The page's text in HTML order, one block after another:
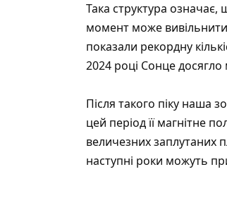
Така структура
момент може
показали рекордну
2024 році Сонце досягло
Після такого піку наша
цей період її магнітне
величезних заплутаних
наступні роки можуть